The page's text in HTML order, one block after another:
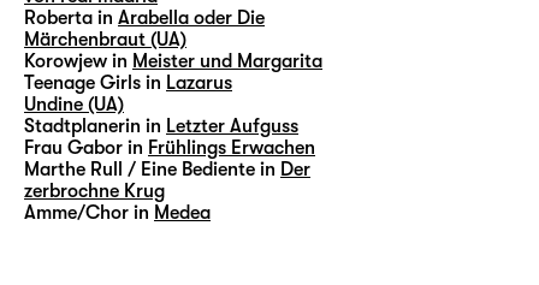
Roberta in Arabella oder Die
Märchenbraut (UA)
Korowjew in Meister und Margarita
Teenage Girls in Lazarus
Undine (UA)
Stadtplanerin in Letzter Aufguss
Frau Gabor in Frühlings Erwachen
Marthe Rull / Eine Bediente in Der
zerbrochne Krug
Amme/Chor in Medea